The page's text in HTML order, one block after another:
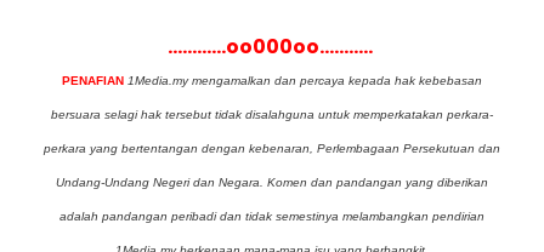
............oo000oo...........
PENAFIAN 1Media.my mengamalkan dan percaya kepada hak kebebasan
bersuara selagi hak tersebut tidak disalahguna untuk memperkatakan perkara-
perkara yang bertentangan dengan kebenaran, Perlembagaan Persekutuan dan
Undang-Undang Negeri dan Negara. Komen dan pandangan yang diberikan
adalah pandangan peribadi dan tidak semestinya melambangkan pendirian